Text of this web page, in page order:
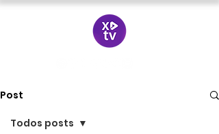
Post
Todos posts